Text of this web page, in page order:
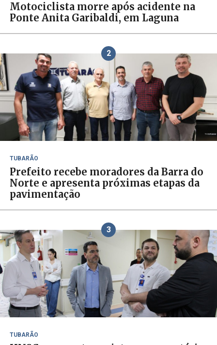
Motociclista morre após acidente na
Ponte Anita Garibaldi, em Laguna
2
TUBARÃO
Prefeito recebe moradores da Barra do
Norte e apresenta próximas etapas da
pavimentação
3
TUBARÃO